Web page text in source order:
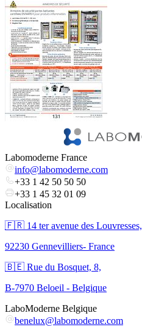
Labomoderne France
info@labomoderne.com
+33 1 42 50 50 50
+33 1 45 32 01 09
Localisation
🇫🇷 ​14 ter avenue des Louvresses,
92230 Gennevilliers- France
🇧🇪 Rue du Bosquet, 8,
B-7970 Beloeil - Belgique
LaboModerne Belgique
benelux@labomoderne.com